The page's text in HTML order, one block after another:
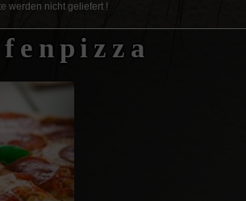
werden nicht geliefert !